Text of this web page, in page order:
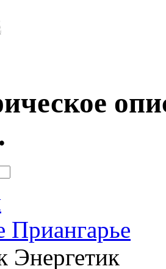
Приангарье
Энергетик